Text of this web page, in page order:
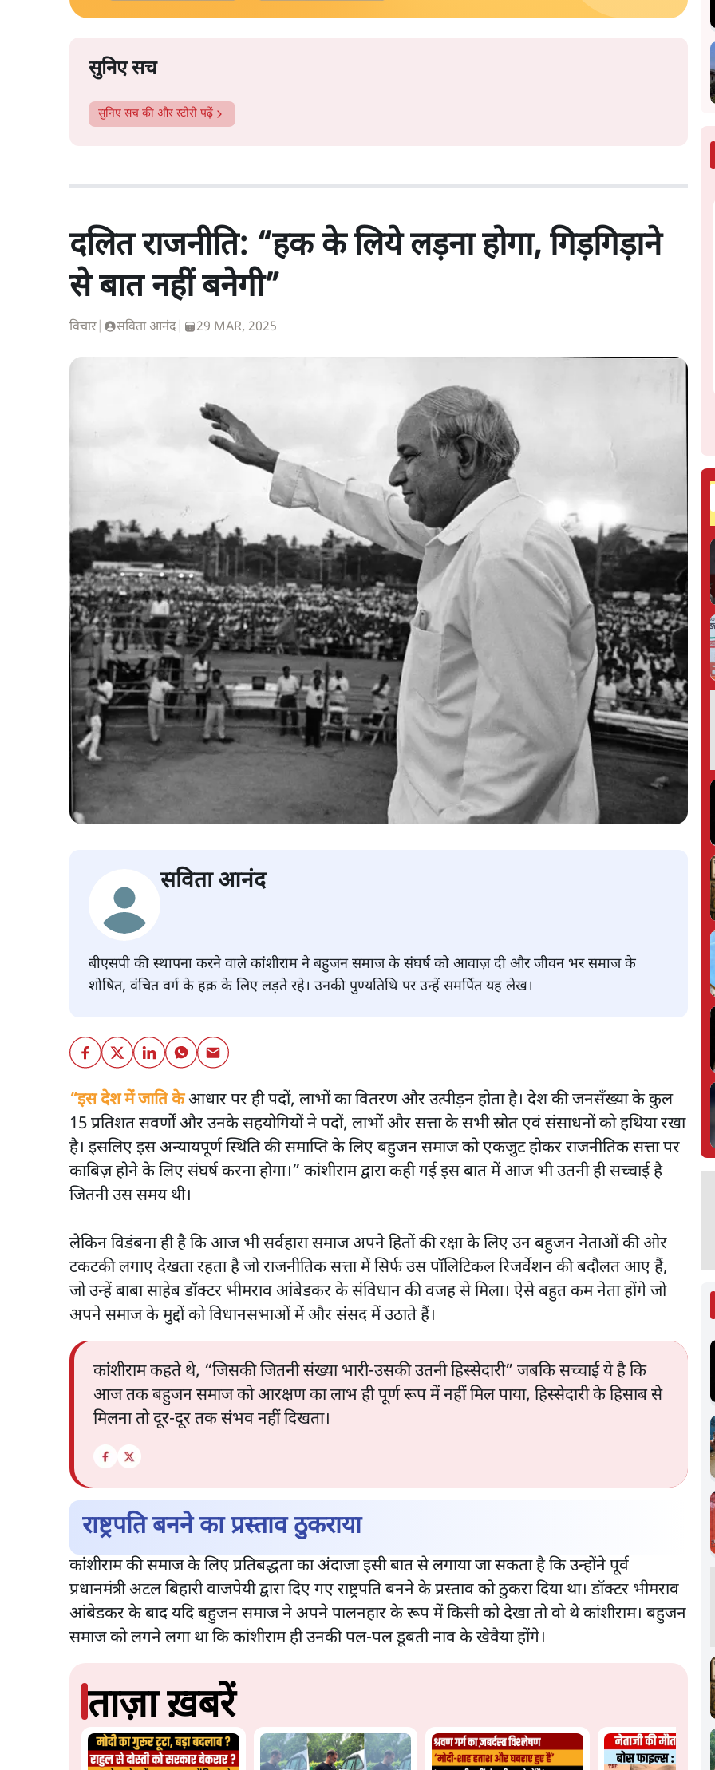
सुनिए सच
सुनिए सच की और स्टोरी पढ़ें
दलित राजनीति: “हक के लिये लड़ना होगा, गिड़गिड़ाने
से बात नहीं बनेगी”
विचार सविता आनंद 29 MAR, 2025
सविता आनंद
बीएसपी की स्थापना करने वाले कांशीराम ने बहुजन समाज के संघर्ष को आवाज़ दी और जीवन भर समाज के
शोषित, वंचित वर्ग के हक़ के लिए लड़ते रहे। उनकी पुण्यतिथि पर उन्हें समर्पित यह लेख।
“इस देश में जाति केआधार पर ही पदों, लाभों का वितरण और उत्पीड़न होता है। देश की जनसँख्या के कुल
15 प्रतिशत सवर्णों और उनके सहयोगियों ने पदों, लाभों और सत्ता के सभी स्रोत एवं संसाधनों को हथिया रखा
है। इसलिए इस अन्यायपूर्ण स्थिति की समाप्ति के लिए बहुजन समाज को एकजुट होकर राजनीतिक सत्ता पर
काबिज़ होने के लिए संघर्ष करना होगा।” कांशीराम द्वारा कही गई इस बात में आज भी उतनी ही सच्चाई है
जितनी उस समय थी।
लेकिन विडंबना ही है कि आज भी सर्वहारा समाज अपने हितों की रक्षा के लिए उन बहुजन नेताओं की ओर
टकटकी लगाए देखता रहता है जो राजनीतिक सत्ता में सिर्फ उस पॉलिटिकल रिजर्वेशन की बदौलत आए हैं,
जो उन्हें बाबा साहेब डॉक्टर भीमराव आंबेडकर के संविधान की वजह से मिला। ऐसे बहुत कम नेता होंगे जो
अपने समाज के मुद्दों को विधानसभाओं में और संसद में उठाते हैं।
कांशीराम कहते थे, “जिसकी जितनी संख्या भारी-उसकी उतनी हिस्सेदारी” जबकि सच्चाई ये है कि
आज तक बहुजन समाज को आरक्षण का लाभ ही पूर्ण रूप में नहीं मिल पाया, हिस्सेदारी के हिसाब से
मिलना तो दूर-दूर तक संभव नहीं दिखता।
राष्ट्रपति बनने का प्रस्ताव ठुकराया
कांशीराम की समाज के लिए प्रतिबद्धता का अंदाजा इसी बात से लगाया जा सकता है कि उन्होंने पूर्व
प्रधानमंत्री अटल बिहारी वाजपेयी द्वारा दिए गए राष्ट्रपति बनने के प्रस्ताव को ठुकरा दिया था। डॉक्टर भीमराव
आंबेडकर के बाद यदि बहुजन समाज ने अपने पालनहार के रूप में किसी को देखा तो वो थे कांशीराम। बहुजन
समाज को लगने लगा था कि कांशीराम ही उनकी पल-पल डूबती नाव के खेवैया होंगे।
ताज़ा ख़बरें